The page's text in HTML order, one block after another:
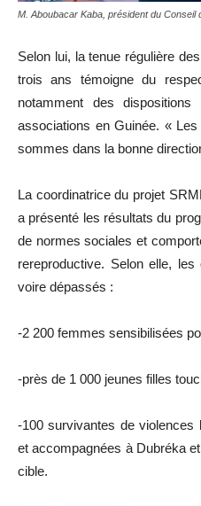
M. Aboubacar Kaba, président du Conseil
Selon lui, la tenue régulière
trois ans témoigne du
notamment des
associations en Guinée. «
sommes dans la bonne
La coordinatrice du projet
a présenté les résultats du
de normes sociales et
rereproductive. Selon elle,
voire dépassés :
-2 200 femmes sensibilisées
-près de 1 000 jeunes filles
-100 survivantes de violences
et accompagnées à Dubréka
cible.